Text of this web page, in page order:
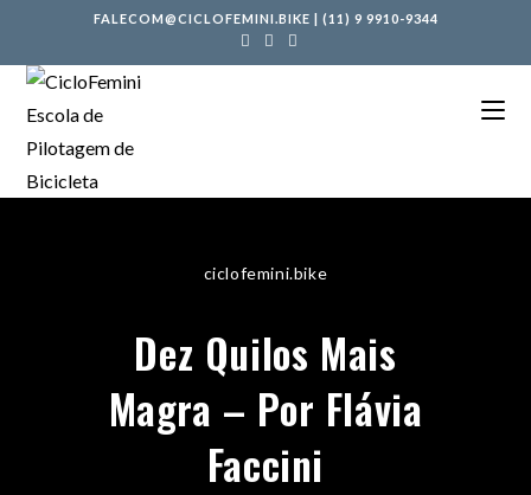
FALECOM@CICLOFEMINI.BIKE | (11) 9 9910-9344
ciclofemini.bike
Dez Quilos Mais
Magra – Por Flávia
Faccini